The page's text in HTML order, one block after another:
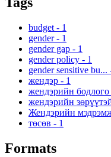
budget - 1
gender - 1
gender gap - 1
gender policy - 1
gender sensitive bu...
жендэр - 1
жендэрийн бодлого
жендэрийн
Жендэрийн
төсөв - 1
Formats